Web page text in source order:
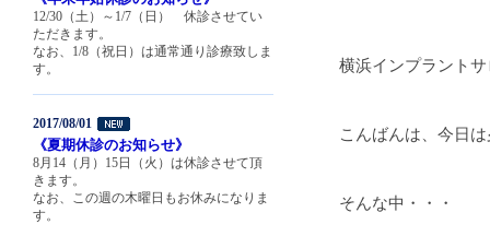
横浜インプラント
こんばんは、今日
そんな中・・・
12/30（土）～1/7（日） 休診させてい
ただきます。
なお、1/8（祝日）は通常通り診療致しま
す。
2017/08/01
《夏期休診のお知らせ》
8月14（月）15日（火）は休診させて頂
きます。
なお、この週の木曜日もお休みになりま
す。